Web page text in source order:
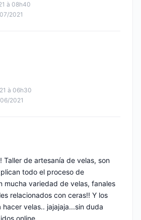
à 08h40
2021
à 06h30
2021
Taller de artesanía de velas, son
todo el proceso de
mucha variedad de velas, fanales
relacionados con ceras!! Y los
hacer velas.. jajajaja...sin duda